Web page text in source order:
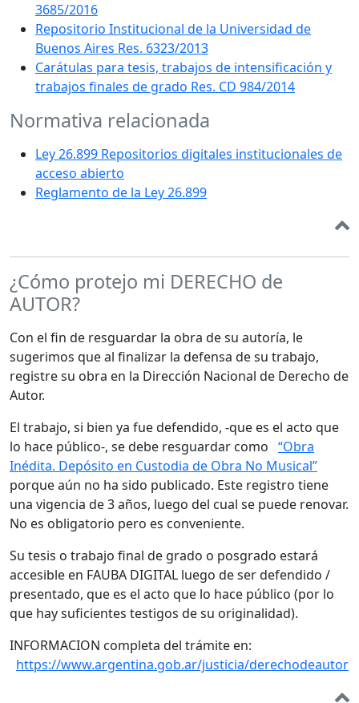
3685/2016
Repositorio Institucional de la Universidad de
Buenos Aires Res. 6323/2013
Carátulas para tesis, trabajos de intensificación y
trabajos finales de grado Res. CD 984/2014
Normativa relacionada
Ley 26.899 Repositorios digitales institucionales de
acceso abierto
Reglamento de la Ley 26.899
¿Cómo protejo mi DERECHO de
AUTOR?
Con el fin de resguardar la obra de su autoría, le
sugerimos que al finalizar la defensa de su trabajo,
registre su obra en la Dirección Nacional de Derecho de
Autor.
El trabajo, si bien ya fue defendido, -que es el acto que
lo hace público-, se debe resguardar como “Obra
Inédita. Depósito en Custodia de Obra No Musical”
porque aún no ha sido publicado. Este registro tiene
una vigencia de 3 años, luego del cual se puede renovar.
No es obligatorio pero es conveniente.
Su tesis o trabajo final de grado o posgrado estará
accesible en FAUBA DIGITAL luego de ser defendido /
presentado, que es el acto que lo hace público (por lo
que hay suficientes testigos de su originalidad).
INFORMACION completa del trámite en:
https://www.argentina.gob.ar/justicia/derechodeautor